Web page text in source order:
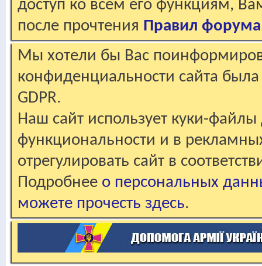
доступ ко всем его функциям,
после прочтения Правил форума
Мы хотели бы Вас
конфиденциальности сайта
GDPR.
Наш сайт использует куки-файлы
функциональности и в
отрегулировать сайт в
Подробнее о персональных
можете прочесть здесь.